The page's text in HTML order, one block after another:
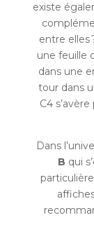
existe
entre elles
une feuille
dans une
tour dans
C4
Dans
B qui